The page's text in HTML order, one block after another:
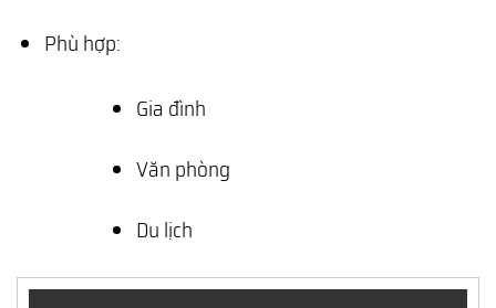
Phù hợp:
Gia đình
Văn phòng
Du lịch